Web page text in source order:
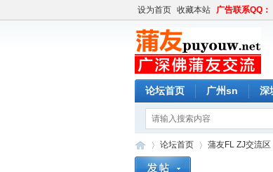
设为首页 收藏本站 广告联系QQ：
论坛首页 广州sn 深
论坛首页 蒲友FL ZJ交流区